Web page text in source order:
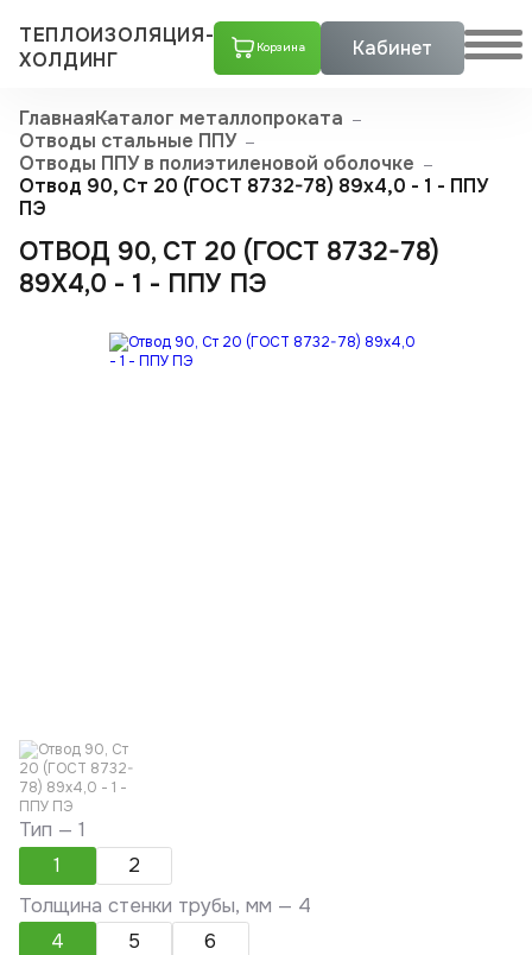
ТЕПЛОИЗОЛЯЦИЯ-
ХОЛДИНГ
Корзина Кабинет
ГлавнаяКаталог металлопроката
Отводы стальные ППУ
Отводы ППУ в полиэтиленовой оболочке
Отвод 90, Ст 20 (ГОСТ 8732-78) 89x4,0 - 1 - ППУ
ПЭ
ОТВОД 90, СТ 20 (ГОСТ 8732-78)
89X4,0 - 1 - ППУ ПЭ
Тип —1
1
2
Толщина стенки трубы, мм — 4
4
5 6